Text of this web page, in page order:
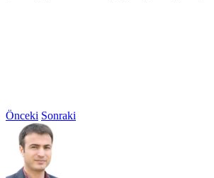
Önceki Sonraki